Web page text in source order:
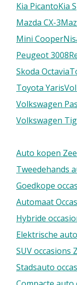
Kia PicantoKia
Mazda CX-3
Mini Cooper
Peugeot 3008
Skoda Octavia
Toyota Yaris
Volkswagen
Volkswagen
Auto kopen
Tweedehands
Goedkope
Automaat
Hybride
Elektrische
SUV occasions
Stadsauto